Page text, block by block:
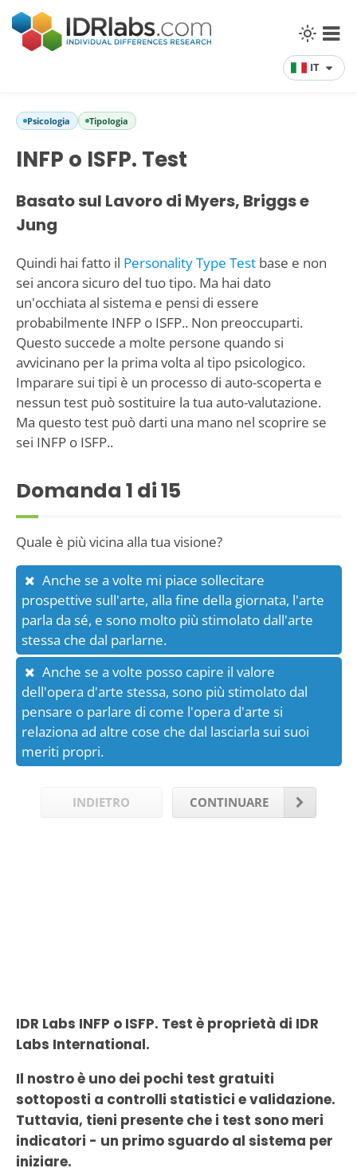
IT
Psicologia Tipologia
INFP o ISFP. Test
Basato sul Lavoro di Myers, Briggs e
Jung
Quindi hai fatto il Personality Type Testbase e non
sei ancora sicuro del tuo tipo. Ma hai dato
un'occhiata al sistema e pensi di essere
probabilmente INFP o ISFP.. Non preoccuparti.
Questo succede a molte persone quando si
avvicinano per la prima volta al tipo psicologico.
Imparare sui tipi è un processo di auto-scoperta e
nessun test può sostituire la tua auto-valutazione.
Ma questo test può darti una mano nel scoprire se
sei INFP o ISFP..
Domanda 1 di 15
Quale è più vicina alla tua visione?
Anche se a volte mi piace sollecitare
prospettive sull'arte, alla fine della giornata, l'arte
parla da sé, e sono molto più stimolato dall'arte
stessa che dal parlarne.
Anche se a volte posso capire il valore
dell'opera d'arte stessa, sono più stimolato dal
pensare o parlare di come l'opera d'arte si
relaziona ad altre cose che dal lasciarla sui suoi
meriti propri.
INDIETRO CONTINUARE
IDR Labs INFP o ISFP. Test è proprietà di IDR
Labs International.
Il nostro è uno dei pochi test gratuiti
sottoposti a controlli statistici e validazione.
Tuttavia, tieni presente che i test sono meri
indicatori - un primo sguardo al sistema per
iniziare.